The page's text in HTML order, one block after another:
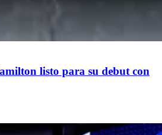
listo para su debut con